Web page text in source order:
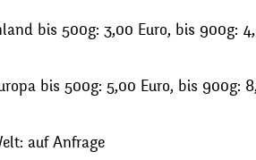
bis 500g: 3,00 Euro, bis 900g:
bis 500g: 5,00 Euro, bis 900g:
auf Anfrage